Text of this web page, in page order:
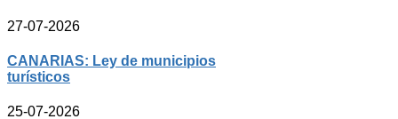
27-07-2026
CANARIAS: Ley de municipios
turísticos
25-07-2026